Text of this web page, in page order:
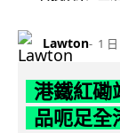
Lawton 1 日
港鐵紅磡
品呃足全